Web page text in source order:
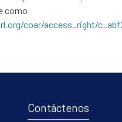
como
coar/access_right/
Contáctenos